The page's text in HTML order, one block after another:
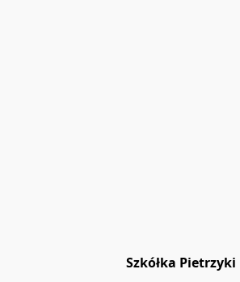
Szkółka Pietrzyki